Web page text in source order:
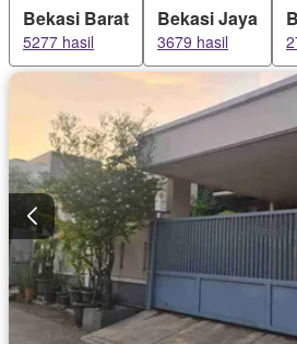
Bekasi Barat
5277 hasil
Bekasi Jaya
3679 hasil